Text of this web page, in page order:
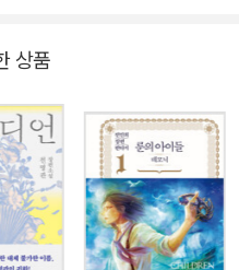
전민희 작가의 대표작 『룬의
다. ‘룬의 아이들’ 시리즈는 국내
러다. 뿐만 아니라 일본, 대만,
을 합치면 300만 부를 훌쩍 넘
타지라는 평가를 받고 있다. 최
시작하며 세계적으로도 작품성
러디드』는 『룬의 아이들 – 윈
상품